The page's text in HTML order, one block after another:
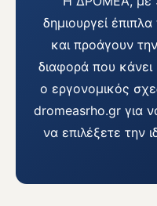
δημιουργεί
και προάγουν
διαφορά που κάνει
ο εργονομικός
dromeasrho.gr για
να επιλέξετε την